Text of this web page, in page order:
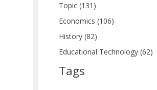
Topic (131)
Economics (106)
History (82)
Educational Technology (62)
Tags